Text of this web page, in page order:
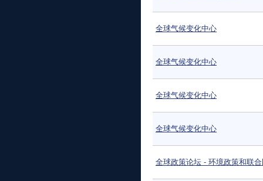
全球气候变化中心
全球气候变化中心
全球气候变化中心
全球气候变化中心
全球政策论坛 - 环境政策和联